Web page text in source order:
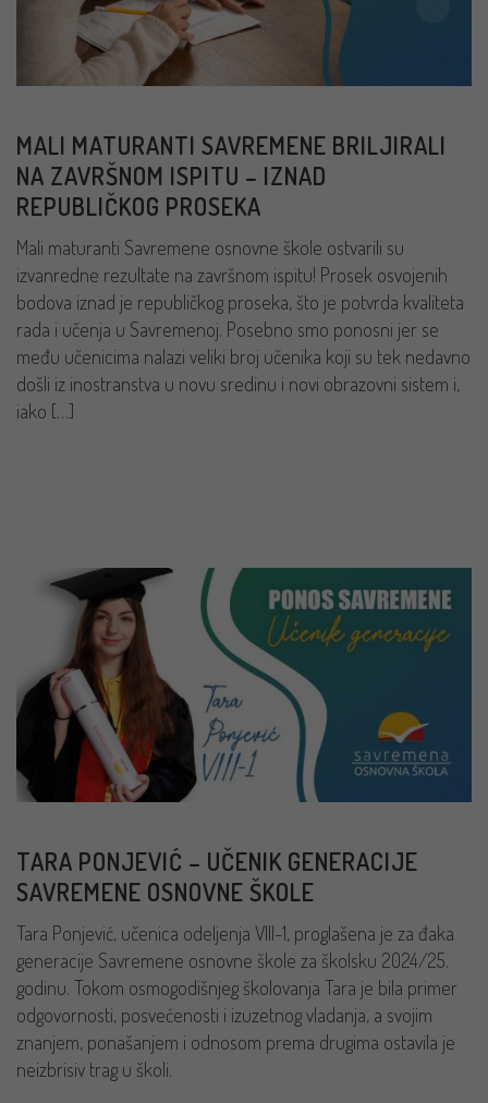
MALI MATURANTI SAVREMENE BRILJIRALI
NA ZAVRŠNOM ISPITU – IZNAD
REPUBLIČKOG PROSEKA
Mali maturanti Savremene osnovne škole ostvarili su
izvanredne rezultate na završnom ispitu! Prosek osvojenih
bodova iznad je republičkog proseka, što je potvrda kvaliteta
rada i učenja u Savremenoj. Posebno smo ponosni jer se
među učenicima nalazi veliki broj učenika koji su tek nedavno
došli iz inostranstva u novu sredinu i novi obrazovni sistem i,
iako […]
TARA PONJEVIĆ – UČENIK GENERACIJE
SAVREMENE OSNOVNE ŠKOLE
Tara Ponjević, učenica odeljenja VIII-1, proglašena je za đaka
generacije Savremene osnovne škole za školsku 2024/25.
godinu. Tokom osmogodišnjeg školovanja Tara je bila primer
odgovornosti, posvećenosti i izuzetnog vladanja, a svojim
znanjem, ponašanjem i odnosom prema drugima ostavila je
neizbrisiv trag u školi.